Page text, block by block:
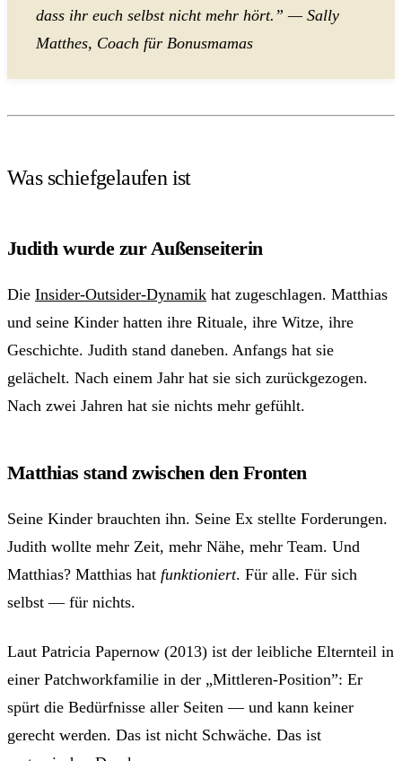
dass ihr euch selbst nicht mehr hört.” — Sally
Matthes, Coach für Bonusmamas
Was schiefgelaufen ist
Judith wurde zur Außenseiterin
Die Insider-Outsider-Dynamik hat zugeschlagen. Matthias
und seine Kinder hatten ihre Rituale, ihre Witze, ihre
Geschichte. Judith stand daneben. Anfangs hat sie
gelächelt. Nach einem Jahr hat sie sich zurückgezogen.
Nach zwei Jahren hat sie nichts mehr gefühlt.
Matthias stand zwischen den Fronten
Seine Kinder brauchten ihn. Seine Ex stellte Forderungen.
Judith wollte mehr Zeit, mehr Nähe, mehr Team. Und
Matthias? Matthias hat funktioniert. Für alle. Für sich
selbst — für nichts.
Laut Patricia Papernow (2013) ist der leibliche Elternteil in
einer Patchworkfamilie in der „Mittleren-Position”: Er
spürt die Bedürfnisse aller Seiten — und kann keiner
gerecht werden. Das ist nicht Schwäche. Das ist